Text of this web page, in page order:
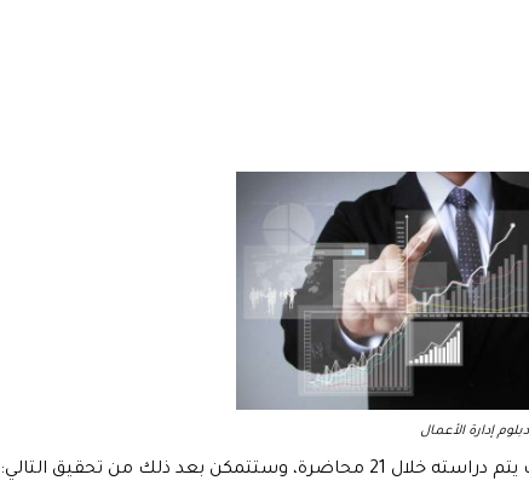
إدارة الأعمال
بعد ذلك من تحقيق التالي: